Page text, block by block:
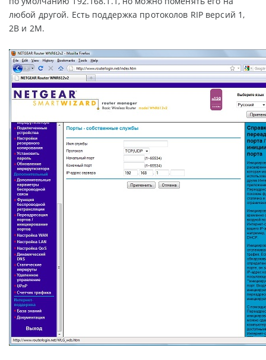
любой другой. Есть поддержка протоколов RIP версий 1,
2B и 2M.